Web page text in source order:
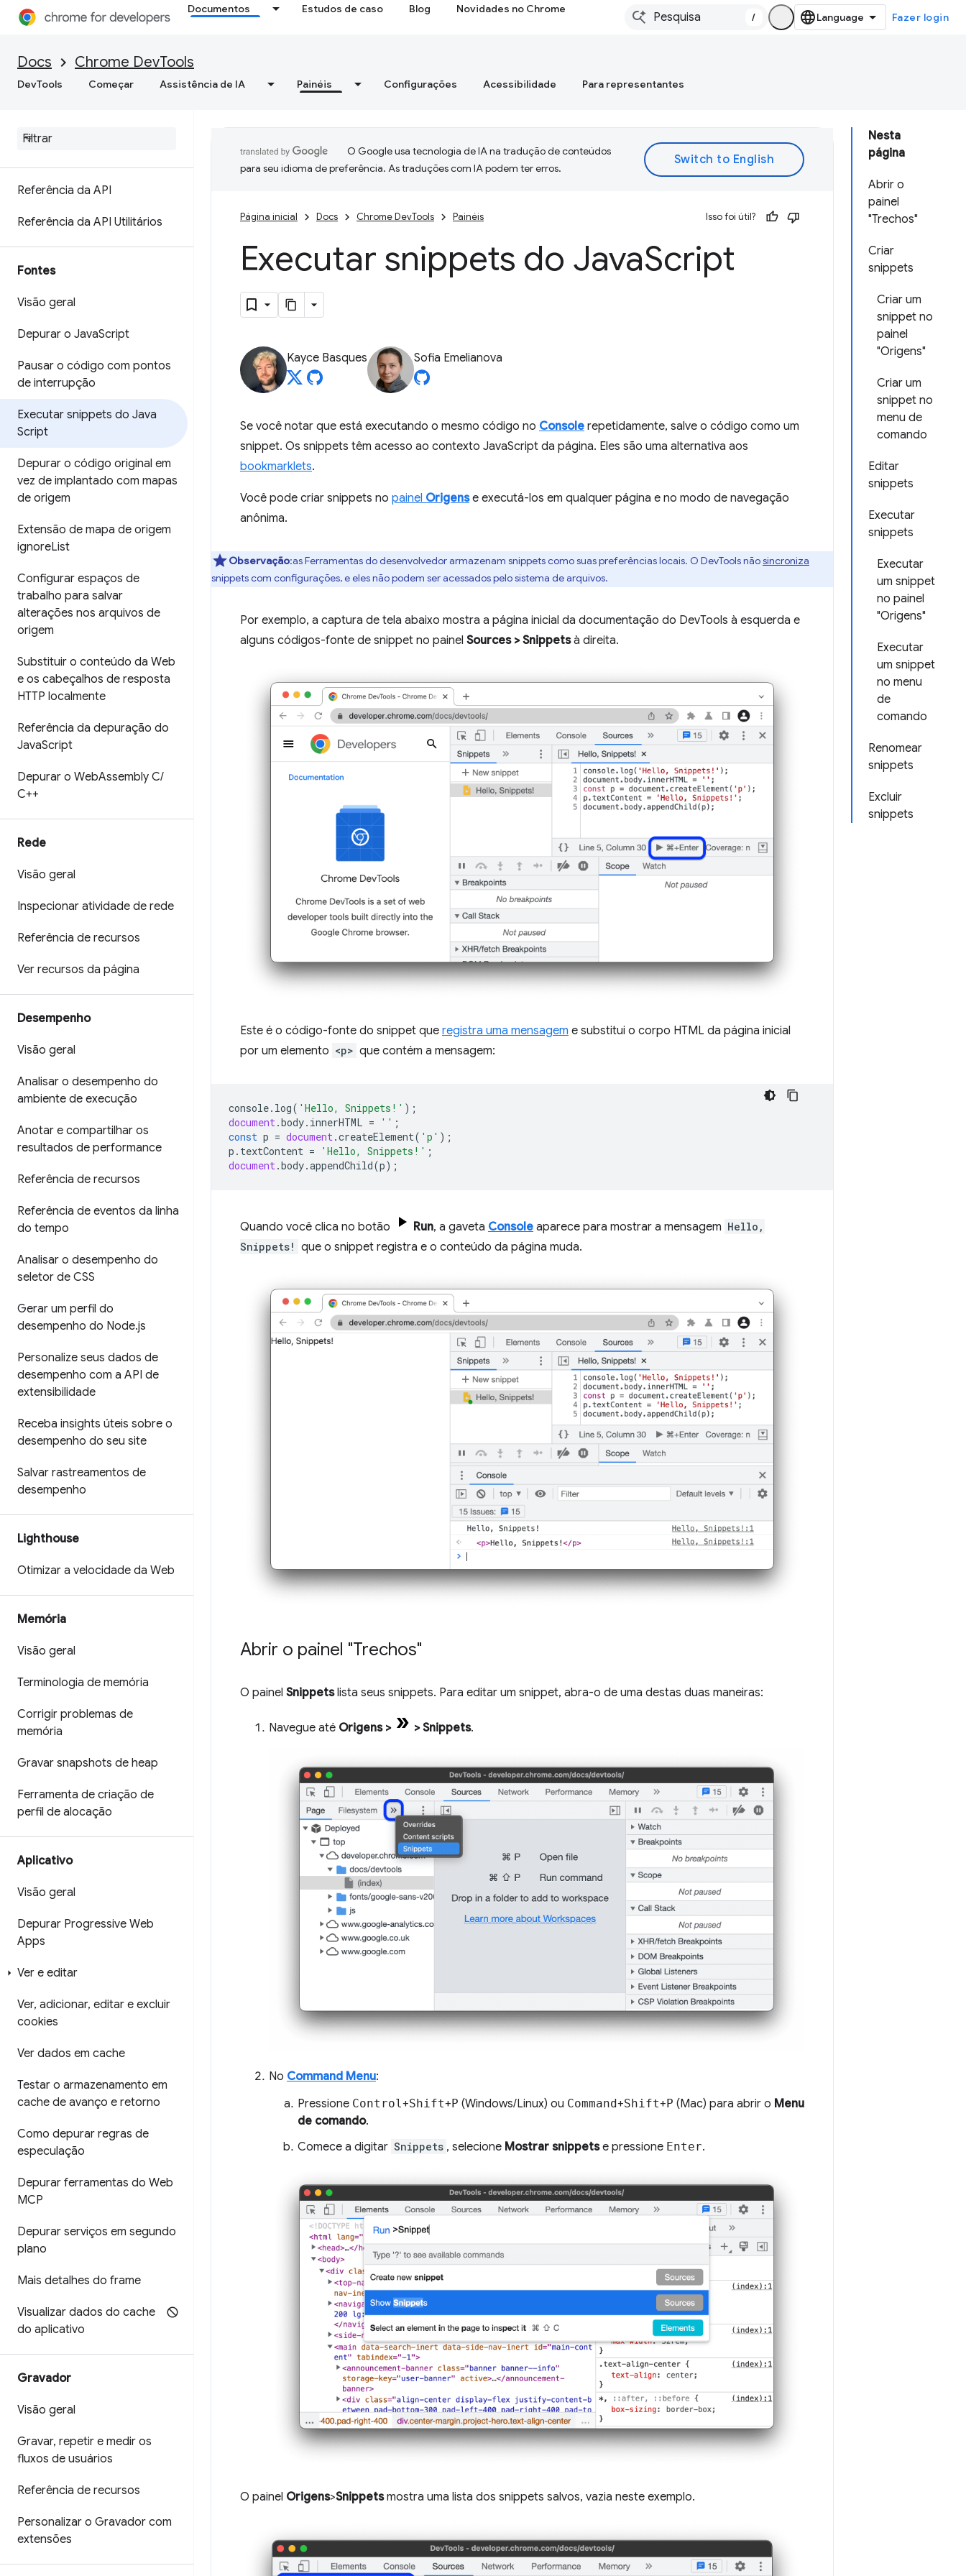
Documentos Estudos de caso Blog Novidades no Chrome
/ Fazer login
Docs Chrome DevTools
DevTools Começar Assistência de IA Painéis Configurações Acessibilidade Para representantes
Executar JavaScript
Assistir JavaScript em tempo
real
Referência da API
Referência da API Utilitários
Fontes
Visão geral
Depurar o JavaScript
Pausar o código com pontos
de interrupção
Executar snippets do Java
Script
Depurar o código original em
vez de implantado com mapas
de origem
Extensão de mapa de origem
ignoreList
Configurar espaços de
trabalho para salvar
alterações nos arquivos de
origem
Substituir o conteúdo da Web
e os cabeçalhos de resposta
HTTP localmente
Referência da depuração do
JavaScript
Depurar o WebAssembly C/
C++
Rede
Visão geral
Inspecionar atividade de rede
Referência de recursos
Ver recursos da página
Desempenho
Visão geral
Analisar o desempenho do
ambiente de execução
Anotar e compartilhar os
resultados de performance
Referência de recursos
Referência de eventos da linha
do tempo
Analisar o desempenho do
seletor de CSS
Gerar um perfil do
desempenho do Node.js
Personalize seus dados de
desempenho com a API de
extensibilidade
Receba insights úteis sobre o
desempenho do seu site
Salvar rastreamentos de
desempenho
Lighthouse
Otimizar a velocidade da Web
Memória
Visão geral
Terminologia de memória
Corrigir problemas de
memória
Gravar snapshots de heap
Ferramenta de criação de
perfil de alocação
Aplicativo
Visão geral
Depurar Progressive Web
Apps
Ver e editar
Ver, adicionar, editar e excluir
cookies
Ver dados em cache
Testar o armazenamento em
cache de avanço e retorno
Como depurar regras de
especulação
Depurar ferramentas do Web
MCP
Depurar serviços em segundo
plano
Mais detalhes do frame
Visualizar dados do cache
do aplicativo
Gravador
Visão geral
Gravar, repetir e medir os
fluxos de usuários
Referência de recursos
Personalizar o Gravador com
extensões
Nesta
página
Abrir o
painel
"Trechos"
Criar
snippets
Criar um
snippet no
painel
"Origens"
Criar um
snippet no
menu de
comando
Editar
snippets
Executar
snippets
Executar
um snippet
no painel
"Origens"
Executar
um snippet
no menu
de
comando
Renomear
snippets
Excluir
snippets
O Google usa tecnologia de IA na tradução de conteúdos
para seu idioma de preferência. As traduções com IA podem ter erros.
Página inicial Docs Chrome DevTools Painéis Isso foi útil?
Executar snippets do JavaScript
Kayce Basques Sofia Emelianova
Se você notar que está executando o mesmo código no Console repetidamente, salve o código como um
snippet. Os snippets têm acesso ao contexto JavaScript da página. Eles são uma alternativa aos
bookmarklets.
Você pode criar snippets no painel Origense executá-los em qualquer página e no modo de navegação
anônima.
Observação:as Ferramentas do desenvolvedor armazenam snippets como suas preferências locais. O DevTools nãosincroniza
snippets com configurações, e eles não podem ser acessados pelo sistema de arquivos.
Por exemplo, a captura de tela abaixo mostra a página inicial da documentação do DevTools à esquerda e
alguns códigos-fonte de snippet no painel Sources >Snippetsà direita.
Este é o código-fonte do snippet que registra uma mensagem e substitui o corpo HTML da página inicial
por um elemento <p> que contém a mensagem:
console. log( 'Hello, Snippets!' );
document.body. innerHTML = '' ;
const p = document.createElement( 'p' );
p . textContent = 'Hello, Snippets!' ;
document.body.appendChild(p);
Quando você clica no botão Run, a gaveta Console aparece para mostrar a mensagem Hello,
Snippets! que o snippet registra e o conteúdo da página muda.
Abrir o painel "Trechos"
O painel Snippetslista seus snippets. Para editar um snippet, abra-o de uma destas duas maneiras:
Navegue até Origens > >Snippets.
No Command Menu:
Pressione Control +Shift+P (Windows/Linux) ou Command+Shift+P (Mac) para abrir o Menu
de comando.
Comece a digitar Snippets , selecione Mostrar snippetse pressione Enter.
O painel Origens>Snippetsmostra uma lista dos snippets salvos, vazia neste exemplo.